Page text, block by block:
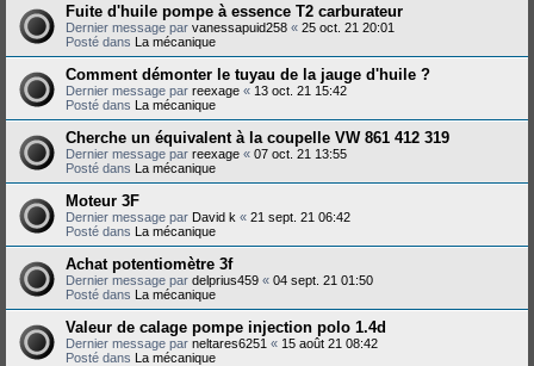
Fuite d'huile pompe à essence T2 carburateur
Dernier message par vanessapuid258 « 25 oct. 21 20:01
Posté dans La mécanique
Comment démonter le tuyau de la jauge d'huile ?
Dernier message par reexage « 13 oct. 21 15:42
Posté dans La mécanique
Cherche un équivalent à la coupelle VW 861 412 319
Dernier message par reexage « 07 oct. 21 13:55
Posté dans La mécanique
Moteur 3F
Dernier message par David k « 21 sept. 21 06:42
Posté dans La mécanique
Achat potentiomètre 3f
Dernier message par delprius459 « 04 sept. 21 01:50
Posté dans La mécanique
Valeur de calage pompe injection polo 1.4d
Dernier message par neltares6251 « 15 août 21 08:42
Posté dans La mécanique